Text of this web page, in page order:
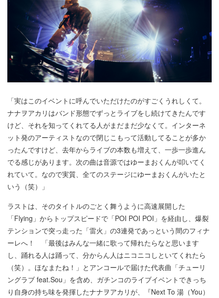
「実はこのイベントに呼んでいただけたのがすごくうれしくて。
ナナヲアカリはバンド形態でずっとライブをし続けてきたんです
けど、それを知ってくれてる人がまだまだ少なくて。インターネ
ット発のアーティストなので閉じこもって活動してることが多か
ったんですけど、去年からライブの本数も増えて、一歩一歩進ん
でる感じがあります。次の曲は音源ではゆーまおくんが叩いてく
れていて。なので実質、全てのステージにゆーまおくんがいたと
いう（笑）」
ラストは、そのタイトルのごとく舞うように高速展開した
「Flying」からトップスピードで「POI POI POI」を経由し、爆裂
テンションで突っ走った「雷火」の3連発であっという間のフィナ
ーレへ！ 「最後はみんな一緒に歌って帰れたらなと思います
し、踊れる人は踊って、分からん人はニコニコしといてくれたら
（笑）。ほなまたね！」とアンコールで届けた代表曲「チューリ
ングラブ feat.Sou」を含め、ガチンコのライブイベントできっち
り自身の持ち味を発揮したナナヲアカリが、『Next To 湯（You）